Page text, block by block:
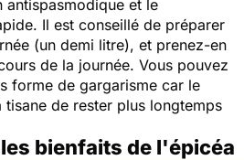
et le
Il est conseillé de préparer
(un demi litre), et prenez-en
de la journée. Vous pouvez
forme de gargarisme car le
de rester plus longtemps
bienfaits de l'épicéa